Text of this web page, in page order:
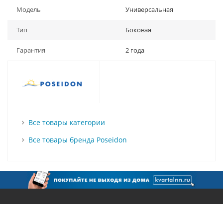
Модель Универсальная
Тип Боковая
Гарантия 2 года
Все товары категории
Все товары бренда Poseidon